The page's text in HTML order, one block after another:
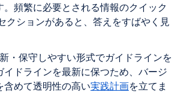
。頻繁に必要とされる情報のクイック
クションがあると、答えをすばやく見
・保守しやすい形式でガイドラインを
イドラインを最新に保つため、バージ
含めて透明性の高い実践計画を立てま